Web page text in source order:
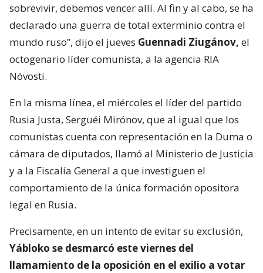
sobrevivir, debemos vencer allí. Al fin y al cabo, se ha
declarado una guerra de total exterminio contra el
mundo ruso”, dijo el jueves Guennadi Ziugánov, el
octogenario líder comunista, a la agencia RIA
Nóvosti.
En la misma línea, el miércoles el líder del partido
Rusia Justa, Serguéi Mirónov, que al igual que los
comunistas cuenta con representación en la Duma o
cámara de diputados, llamó al Ministerio de Justicia
y a la Fiscalía General a que investiguen el
comportamiento de la única formación opositora
legal en Rusia.
Precisamente, en un intento de evitar su exclusión,
Yábloko se desmarcó este viernes del
llamamiento de la oposición en el exilio a votar